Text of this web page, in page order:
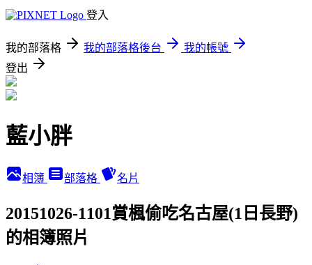
登入
我的部落格 我的部落格後台
我的帳號
登出
藍小胖
相簿 部落格 名片
20151026-1101賞楓偷吃名古屋(1日長野)
的相簿照片